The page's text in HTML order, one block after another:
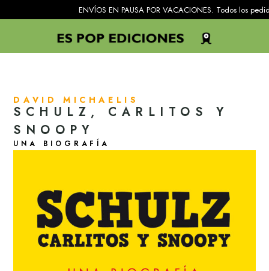
ENVÍOS EN PAUSA POR VACACIONES. Todos los pedidos
DAVID MICHAELIS
SCHULZ, CARLITOS Y
SNOOPY
UNA BIOGRAFÍA